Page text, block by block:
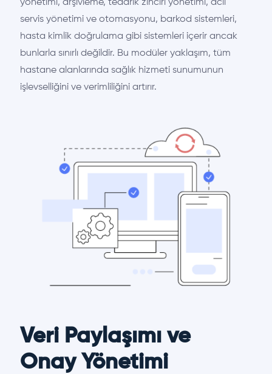
yönetimi, arşivleme, tedarik zinciri yönetimi, acil
servis yönetimi ve otomasyonu, barkod sistemleri,
hasta kimlik doğrulama gibi sistemleri içerir ancak
bunlarla sınırlı değildir. Bu modüler yaklaşım, tüm
hastane alanlarında sağlık hizmeti sunumunun
işlevselliğini ve verimliliğini artırır.
Veri Paylaşımı ve
Onay Yönetimi